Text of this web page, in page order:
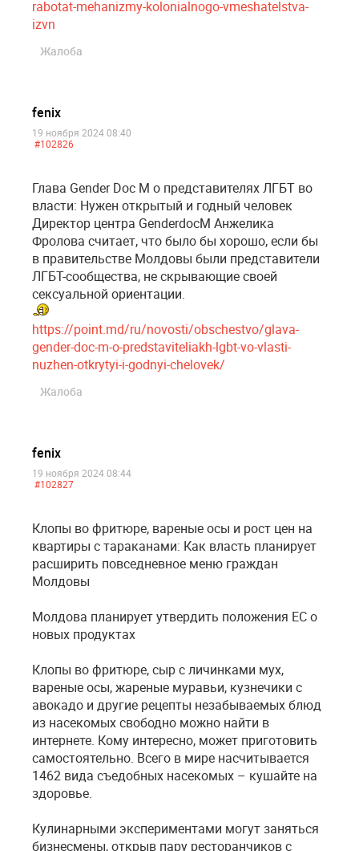
rabotat-mehanizmy-kolonialnogo-vmeshatelstva-
izvn
Жалоба
fenix
19 ноября 2024 08:40
#102826
Глава Gender Doc M о представителях ЛГБТ во
власти: Нужен открытый и годный человек
Директор центра GenderdocM Анжелика
Фролова считает, что было бы хорошо, если бы
в правительстве Молдовы были представители
ЛГБТ-сообщества, не скрывающие своей
сексуальной ориентации.
https://point.md/ru/novosti/obschestvo/glava-
gender-doc-m-o-predstaviteliakh-lgbt-vo-vlasti-
nuzhen-otkrytyi-i-godnyi-chelovek/
Жалоба
fenix
19 ноября 2024 08:44
#102827
Клопы во фритюре, вареные осы и рост цен на
квартиры с тараканами: Как власть планирует
расширить повседневное меню граждан
Молдовы
Молдова планирует утвердить положения ЕС о
новых продуктах
Клопы во фритюре, сыр с личинками мух,
вареные осы, жареные муравьи, кузнечики с
авокадо и другие рецепты незабываемых блюд
из насекомых свободно можно найти в
интернете. Кому интересно, может приготовить
самостоятельно. Всего в мире насчитывается
1462 вида съедобных насекомых – кушайте на
здоровье.
Кулинарными экспериментами могут заняться
бизнесмены, открыв пару ресторанчиков с